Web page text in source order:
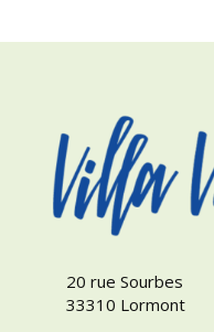
20 rue Sourbes
33310 Lormont